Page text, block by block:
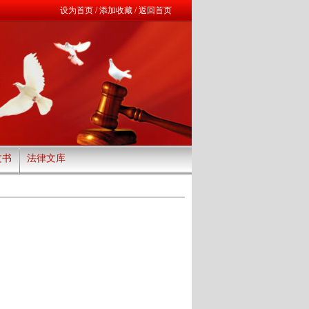
设为首页/添加收藏/返回首页
法律文库